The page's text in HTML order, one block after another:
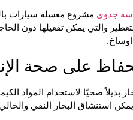
جدوى مشروع مغسلة سيارات
والتي يمكن تفعيلها دون
اوساخ.
بديلاً صحيًا لاستخدام المواد
استنشاق البخار النقي